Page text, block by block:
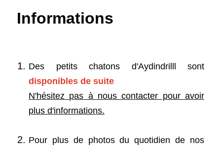
Informations
Des petits chatons d'Aydindrilll sont
disponibles de suite
N'hésitez pas à nous contacter pour avoir
plus d'informations.
Pour plus de photos du quotidien de nos